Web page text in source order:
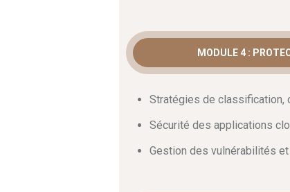
Surveillance
intégrées
La surveillance active est une
SIEM et SOAR.Ainsi, Microsoft
compétences vous permettront
MODULE 4 :
Stratégies de classification,
Sécurité des applications
Gestion des vulnérabilités